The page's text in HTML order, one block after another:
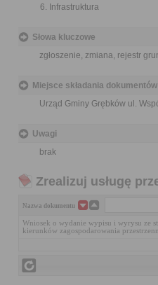
Infrastruktura
Słowa kluczowe
zgłoszenie, zmiana, rejestr
Miejsce składania dokumentów
Urząd Gminy Grębków ul.
Uwagi
brak
Zrealizuj usługę
Nazwa dokumentu
Wniosek o wydanie wypisu i wyrysu ze
kierunków zagospodarowania